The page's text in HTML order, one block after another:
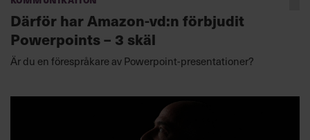
Därför har Amazon-vd:n förbjudit
Powerpoints – 3 skäl
Är du en förespråkare av Powerpoint-presentationer?